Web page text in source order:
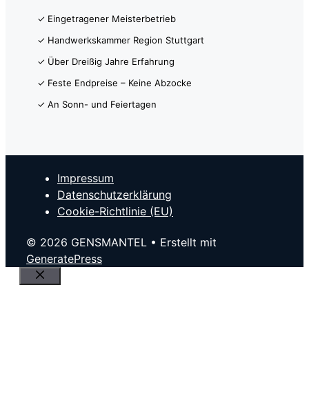
✓ Eingetragener Meisterbetrieb
✓ Handwerkskammer Region Stuttgart
✓ Über Dreißig Jahre Erfahrung
✓ Feste Endpreise – Keine Abzocke
✓ An Sonn- und Feiertagen
Impressum
Datenschutzerklärung
Cookie-Richtlinie (EU)
© 2026 GENSMANTEL • Erstellt mit
GeneratePress
Close